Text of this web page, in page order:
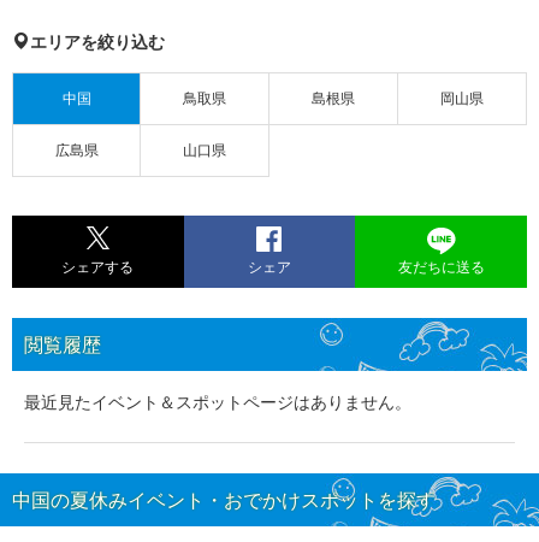
エリアを絞り込む
中国 鳥取県 島根県 岡山県
広島県 山口県
シェアする シェア 友だちに送る
閲覧履歴
最近見たイベント＆スポットページはありません。
中国の夏休みイベント・おでかけスポットを探す